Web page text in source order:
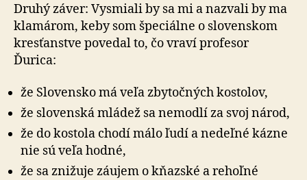
Druhý záver: Vysmiali by sa mi a nazvali by ma
klamárom, keby som špeciálne o slovenskom
kresťanstve povedal to, čo vraví profesor
Ďurica:
že Slovensko má veľa zbytočných kostolov,
že slovenská mládež sa nemodlí za svoj národ,
že do kostola chodí málo ľudí a nedeľné kázne
nie sú veľa hodné,
že sa znižuje záujem o kňazské a rehoľné